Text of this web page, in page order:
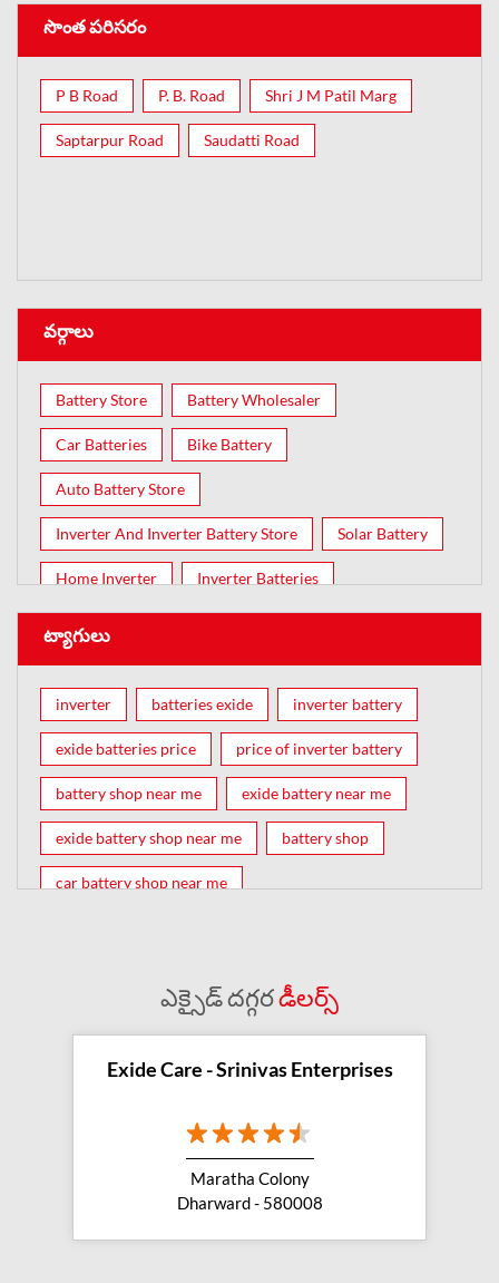
సొంత పరిసరం
P B Road P. B. Road Shri J M Patil Marg
Saptarpur Road Saudatti Road
వర్గాలు
Battery Store Battery Wholesaler
Car Batteries Bike Battery
Auto Battery Store
Inverter And Inverter Battery Store Solar Battery
Home Inverter Inverter Batteries
ట్యాగులు
inverter batteries exide inverter battery
exide batteries price price of inverter battery
battery shop near me exide battery near me
exide battery shop near me battery shop
car battery shop near me
inverter battery shop near me
exide dealer near me exide showroom near me
exide battery showroom near me
exide battery dealer inverter battery
inverter shop near me
ఎక్సైడ్ దగ్గరడీలర్స్
Exide Care - Srinivas Enterprises
Maratha Colony
Dharward - 580008